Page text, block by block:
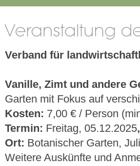
Verband für
Vanille, Zimt und andere
Garten mit Fokus auf
Kosten: 7,00 € / Person
Termin: Freitag, 05.12.2025,
Ort: Botanischer Garten,
Weitere Auskünfte und